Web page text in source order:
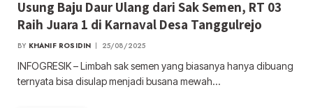
Usung Baju Daur Ulang dari Sak Semen, RT 03
Raih Juara 1 di Karnaval Desa Tanggulrejo
BY KHANIF ROSIDIN 25/08/2025
INFOGRESIK – Limbah sak semen yang biasanya hanya dibuang
ternyata bisa disulap menjadi busana mewah…